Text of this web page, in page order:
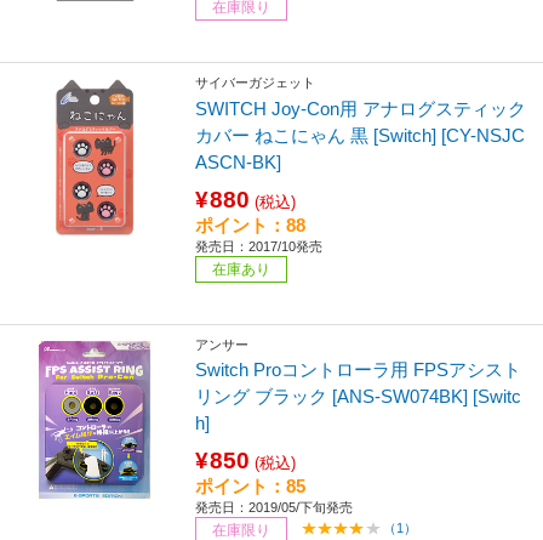
在庫限り
サイバーガジェット
SWITCH Joy-Con用 アナログスティック
カバー ねこにゃん 黒 [Switch] [CY-NSJC
ASCN-BK]
¥880 (税込)
ポイント：88
発売日：2017/10発売
在庫あり
アンサー
Switch Proコントローラ用 FPSアシスト
リング ブラック [ANS-SW074BK] [Switc
h]
¥850 (税込)
ポイント：85
発売日：2019/05/下旬発売
在庫限り （1）